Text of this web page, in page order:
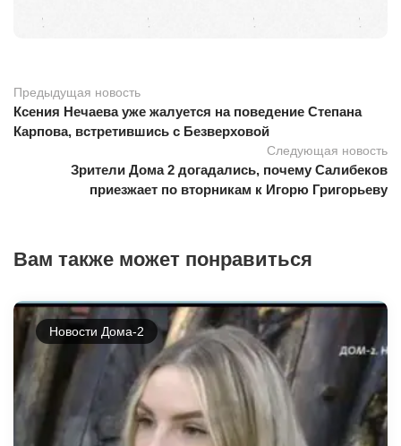
Предыдущая новость
Ксения Нечаева уже жалуется на поведение Степана
Карпова, встретившись с Безверховой
Следующая новость
Зрители Дома 2 догадались, почему Салибеков
приезжает по вторникам к Игорю Григорьеву
Вам также может понравиться
Новости Дома-2